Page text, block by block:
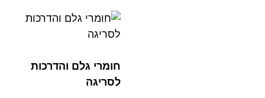
חומרי גלם והדרכות
לסריגה